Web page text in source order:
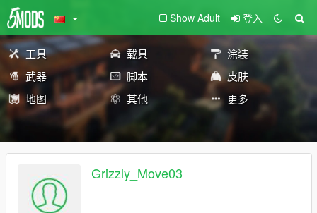
Show Adult 登入
工具 载具
涂装
武器
脚本
皮肤
地图
其他 更多
Grizzly_Move03